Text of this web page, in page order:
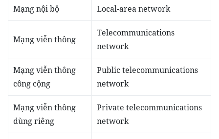
Mạng nội bộ Local-area network
Mạng viễn thông
Telecommunications
network
Mạng viễn thông
công cộng
Public telecommunications
network
Mạng viễn thông
dùng riêng
Private telecommunications
network